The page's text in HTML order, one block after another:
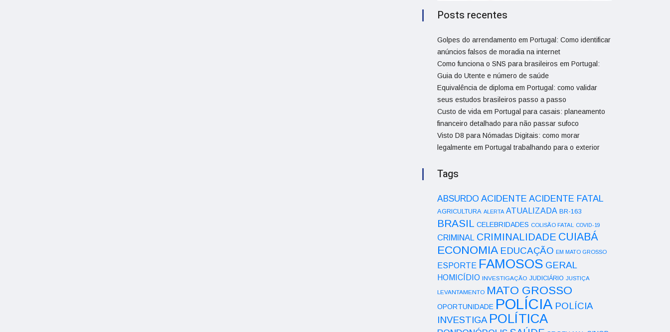
Posts recentes
Golpes do arrendamento em Portugal: Como identificar
anúncios falsos de moradia na internet
Como funciona o SNS para brasileiros em Portugal:
Guia do Utente e número de saúde
Equivalência de diploma em Portugal: como validar
seus estudos brasileiros passo a passo
Custo de vida em Portugal para casais: planeamento
financeiro detalhado para não passar sufoco
Visto D8 para Nómadas Digitais: como morar
legalmente em Portugal trabalhando para o exterior
Tags
ABSURDO ACIDENTE ACIDENTE FATAL
AGRICULTURA ALERTA ATUALIZADA BR-163
BRASIL CELEBRIDADES COLISÃO FATAL COVID-19
CRIMINAL CRIMINALIDADE CUIABÁ
ECONOMIA EDUCAÇÃO EM MATO GROSSO
ESPORTE FAMOSOS GERAL
HOMICÍDIO INVESTIGAÇÃO JUDICIÁRIO JUSTIÇA
LEVANTAMENTO MATO GROSSO
OPORTUNIDADE POLÍCIA POLÍCIA
INVESTIGA POLÍTICA